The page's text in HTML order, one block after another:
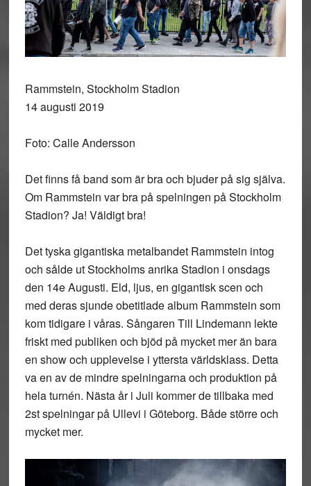
Rammstein, Stockholm Stadion
14 augusti 2019
Foto: Calle Andersson
Det finns få band som är bra och bjuder på sig själva.
Om Rammstein var bra på spelningen på Stockholm
Stadion? Ja! Väldigt bra!
Det tyska gigantiska metalbandet Rammstein intog
och sålde ut Stockholms anrika Stadion i onsdags
den 14e Augusti. Eld, ljus, en gigantisk scen och
med deras sjunde obetitlade album Rammstein som
kom tidigare i våras. Sångaren Till Lindemann lekte
friskt med publiken och bjöd på mycket mer än bara
en show och upplevelse i yttersta världsklass. Detta
va en av de mindre spelningarna och produktion på
hela turnén. Nästa år i Juli kommer de tillbaka med
2st spelningar på Ullevi i Göteborg. Både större och
mycket mer.